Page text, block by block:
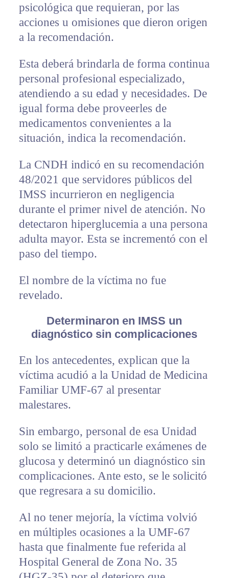
psicológica que requieran, por las
acciones u omisiones que dieron origen
a la recomendación.
Esta deberá brindarla de forma continua
personal profesional especializado,
atendiendo a su edad y necesidades. De
igual forma debe proveerles de
medicamentos convenientes a la
situación, indica la recomendación.
La CNDH indicó en su recomendación
48/2021 que servidores públicos del
IMSS incurrieron en negligencia
durante el primer nivel de atención. No
detectaron hiperglucemia a una persona
adulta mayor. Esta se incrementó con el
paso del tiempo.
El nombre de la víctima no fue
revelado.
Determinaron en IMSS un
diagnóstico sin complicaciones
En los antecedentes, explican que la
víctima acudió a la Unidad de Medicina
Familiar UMF-67 al presentar
malestares.
Sin embargo, personal de esa Unidad
solo se limitó a practicarle exámenes de
glucosa y determinó un diagnóstico sin
complicaciones. Ante esto, se le solicitó
que regresara a su domicilio.
Al no tener mejoría, la víctima volvió
en múltiples ocasiones a la UMF-67
hasta que finalmente fue referida al
Hospital General de Zona No. 35